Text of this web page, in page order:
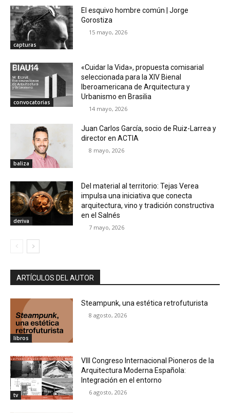
capturas
El esquivo hombre común | Jorge
Gorostiza
15 mayo, 2026
convocatorias
«Cuidar la Vida», propuesta comisarial
seleccionada para la XIV Bienal
Iberoamericana de Arquitectura y
Urbanismo en Brasilia
14 mayo, 2026
baliza
Juan Carlos García, socio de Ruiz-Larrea y
director en ACTIA
8 mayo, 2026
deriva
Del material al territorio: Tejas Verea
impulsa una iniciativa que conecta
arquitectura, vino y tradición constructiva
en el Salnés
7 mayo, 2026
ARTÍCULOS DEL AUTOR
libros
Steampunk, una estética retrofuturista
8 agosto, 2026
tv
VIII Congreso Internacional Pioneros de la
Arquitectura Moderna Española:
Integración en el entorno
6 agosto, 2026